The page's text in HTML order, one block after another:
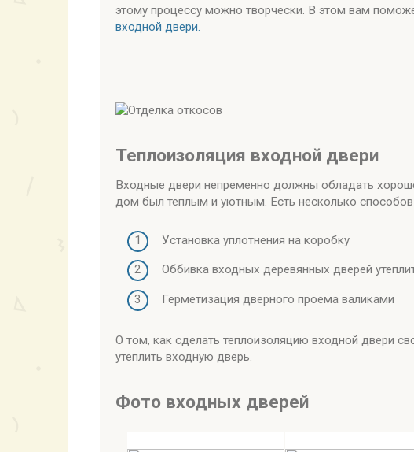
этому процессу можно творчески. В этом вам
входной двери.
Теплоизоляция входной двери
Входные двери непременно должны обладать
дом был теплым и уютным. Есть несколько способов
Установка уплотнения на коробку
Оббивка входных деревянных дверей
Герметизация дверного проема валиками
О том, как сделать теплоизоляцию входной двери
утеплить входную дверь.
Фото входных дверей